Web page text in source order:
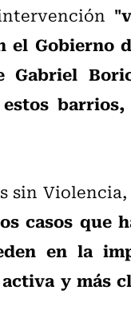
el Gobierno
Gabriel
sin Violencia,
casos que
en la
y más